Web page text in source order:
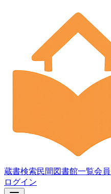
蔵書検索民間図書館一覧会
ログイン